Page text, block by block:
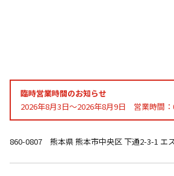
臨時営業時間のお知らせ
2026年8月3日～2026年8月9日 営業時間：
860-0807 熊本県 熊本市中央区 下通2-3-1 エ